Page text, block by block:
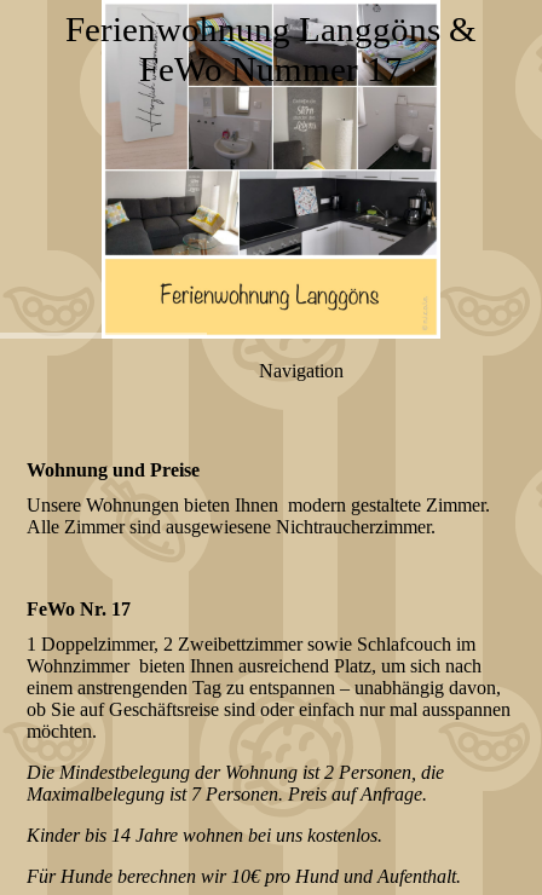
Ferienwohnung Langgöns &
FeWo Nummer 17
Navigation
Wohnung und Preise
Unsere Wohnungen bieten Ihnen modern gestaltete Zimmer.
Alle Zimmer sind ausgewiesene Nichtraucherzimmer.
FeWo Nr. 17
1 Doppelzimmer, 2 Zweibettzimmer sowie Schlafcouch im
Wohnzimmer bieten Ihnen ausreichend Platz, um sich nach
einem anstrengenden Tag zu entspannen – unabhängig davon,
ob Sie auf Geschäftsreise sind oder einfach nur mal ausspannen
möchten.
Die Mindestbelegung der Wohnung ist 2 Personen, die
Maximalbelegung ist 7 Personen. Preis auf Anfrage.
Kinder bis 14 Jahre wohnen bei uns kostenlos.
Für Hunde berechnen wir 10€ pro Hund und Aufenthalt.